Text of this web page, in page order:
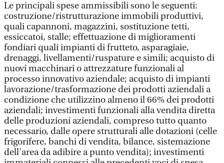
Le principali spese ammissibili sono le seguenti:
costruzione/ristrutturazione immobili produttivi,
quali capannoni, magazzini, sostituzione tetti,
essiccatoi, stalle; effettuazione di miglioramenti
fondiari quali impianti di frutteto, asparagiaie,
drenaggi, livellamenti/ruspature e simili; acquisto di
nuovi macchinari o attrezzature funzionali al
processo innovativo aziendale; acquisto di impianti
lavorazione/trasformazione dei prodotti aziendali a
condizione che utilizzino almeno il 66% dei prodotti
aziendali; investimenti funzionali alla vendita diretta
delle produzioni aziendali, compreso tutto quanto
necessario, dalle opere strutturali alle dotazioni (celle
frigorifere, banchi di vendita, bilance, sistemazione
dell'area da adibire a punto vendita); investimenti